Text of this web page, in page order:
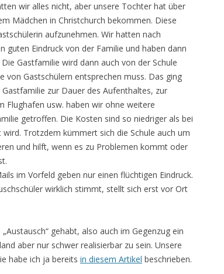
wir alles nicht, aber unsere Tochter hat über
Mädchen in Christchurch bekommen. Diese
aufzunehmen. Wir hatten nach
Eindruck von der Familie und haben dann
Gastfamilie wird dann auch von der Schule
von Gastschülern entsprechen muss. Das ging
zur Dauer des Aufenthaltes, zur
Flughafen usw. haben wir ohne weitere
getroffen. Die Kosten sind so niedriger als bei
Trotzdem kümmert sich die Schule auch um
und hilft, wenn es zu Problemen kommt oder
im Vorfeld geben nur einen flüchtigen Eindruck.
wirklich stimmt, stellt sich erst vor Ort
gehabt, also auch im Gegenzug ein
aber nur schwer realisierbar zu sein. Unsere
habe ich ja bereits in diesem Artikel beschrieben.